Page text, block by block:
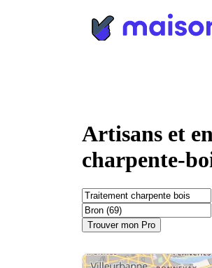
Artisans et
charpente-
Trouver mon Pro